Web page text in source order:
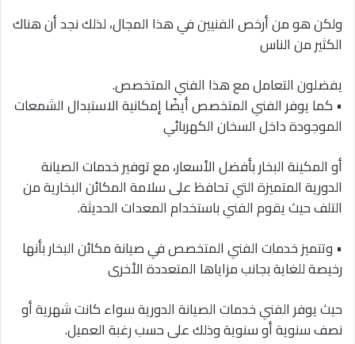
ولكن هو من أرخص الفنيين في هذا المجال، لذلك نجد أن هناك
الكثير من الناس
يفضلون التعامل مع هذا الفني المتخصص.
• كما يوفر الفني المتخصص أيضًا إمكانية الاستبدال الشمعات
الموجودة داخل السخان الكهربائي
أو المكينة البخار بأفضل الأسعار، مع توفير خدمات الصيانة
الدورية المتميزة التي تحافظ على سلامة المكائن البخارية من
التلف حيث يقوم الفني باستخدام المعدات الحديثة.
• وتتميز خدمات الفني المتخصص في صيانة مكائن البخار بأنها
رخيصة للغاية بجانب مزاياها المتعددة الأخرى
حيث يوفر الفني خدمات الصيانة الدورية سواء كانت شهرية أو
نصف سنوية أو سنوية وذلك على حسب رغبة العميل.